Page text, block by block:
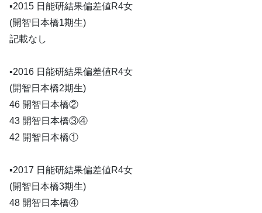
▪️2015 日能研結果偏差値R4女
(開智日本橋1期生)
記載なし
▪️2016 日能研結果偏差値R4女
(開智日本橋2期生)
46 開智日本橋②
43 開智日本橋③④
42 開智日本橋①
▪️2017 日能研結果偏差値R4女
(開智日本橋3期生)
48 開智日本橋④